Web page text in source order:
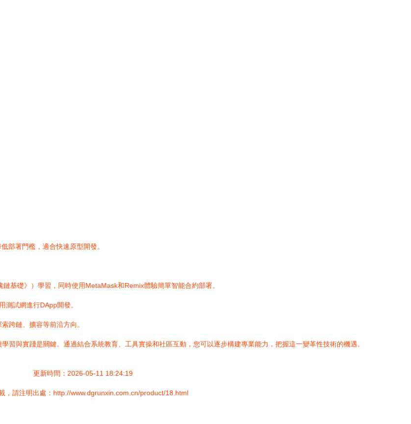
低部署門檻，適合快速原型開發。
基礎》）學習，同時使用MetaMask和Remix體驗簡單智能合約部署。
測試網進行DApp開發。
跨鏈、擴容等前沿方向。
習與實踐是關鍵。通過結合系統教育、工具實操和社區互動，您可以逐步構建專業能力，把握這一變革性技術的機遇。
更新時間：2026-05-11 18:24:19
，請注明出處：http://www.dgrunxin.com.cn/product/18.html